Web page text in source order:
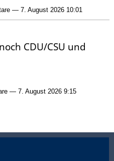
— 7. August 2026 10:01
CDU/CSU und
— 7. August 2026 9:15